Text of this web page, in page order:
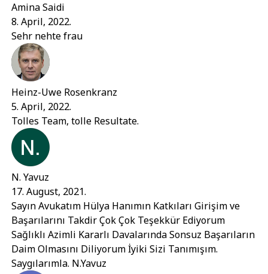
Amina Saidi
8. April, 2022.
Sehr nehte frau
Heinz-Uwe Rosenkranz
5. April, 2022.
Tolles Team, tolle Resultate.
N. Yavuz
17. August, 2021.
Sayın Avukatım Hülya Hanımın Katkıları Girişim ve
Başarılarını Takdir Çok Çok Teşekkür Ediyorum
Sağlıklı Azimli Kararlı Davalarında Sonsuz Başarıların
Daim Olmasını Diliyorum İyiki Sizi Tanımışım.
Saygılarımla. N.Yavuz